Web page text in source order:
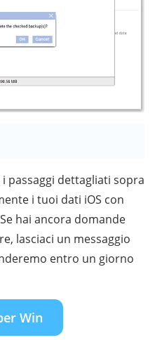
passaggi dettagliati sopra
i tuoi dati iOS con
hai ancora domande
lasciaci un messaggio
entro un giorno
Win